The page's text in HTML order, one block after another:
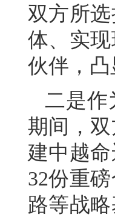
双方所
体、实
伙伴，
二是作
期间，
建中越
32份重
路等战